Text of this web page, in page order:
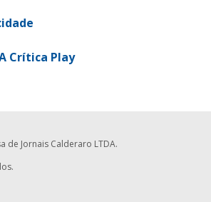
Crítica Play
de Jornais Calderaro LTDA.